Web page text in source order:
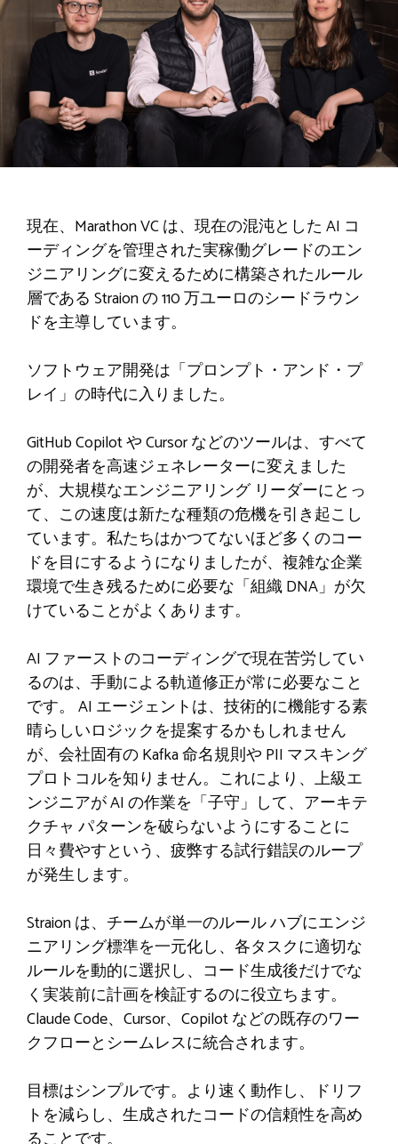
現在、Marathon VC は、現在の混沌とし​​た AI コ
ーディングを管理された実稼働グレードのエン
ジニアリングに変えるために構築されたルール
層である Straion の 110 万ユーロのシードラウン
ドを主導しています。
ソフトウェア開発は「プロンプト・アンド・プ
レイ」の時代に入りました。
GitHub Copilot や Cursor などのツールは、すべて
の開発者を高速ジェネレーターに変えました
が、大規模なエンジニアリング リーダーにとっ
て、この速度は新たな種類の危機を引き起こし
ています。私たちはかつてないほど多くのコー
ドを目にするようになりましたが、複雑な企業
環境で生き残るために必要な「組織 DNA」が欠
けていることがよくあります。
AI ファーストのコーディングで現在苦労してい
るのは、手動による軌道修正が常に必要なこと
です。 AI エージェントは、技術的に機能する素
晴らしいロジックを提案するかもしれません
が、会社固有の Kafka 命名規則や PII マスキング
プロトコルを知りません。これにより、上級エ
ンジニアが AI の作業を「子守」して、アーキテ
クチャ パターンを破らないようにすることに
日々費やすという、疲弊する試行錯誤のループ
が発生します。
Straion は、チームが単一のルール ハブにエンジ
ニアリング標準を一元化し、各タスクに適切な
ルールを動的に選択し、コード生成後だけでな
く実装前に計画を検証するのに役立ちます。
Claude Code、Cursor、Copilot などの既存のワー
クフローとシームレスに統合されます。
目標はシンプルです。より速く動作し、ドリフ
トを減らし、生成されたコードの信頼性を高め